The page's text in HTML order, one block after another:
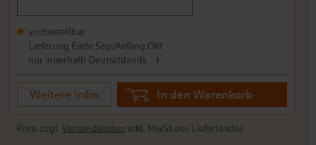
vorbestellbar
Lieferung Ende Sep/Anfang Okt
nur innerhalb Deutschlands
i
Weitere Infos In den Warenkorb
Preis zzgl.Versandkosten inkl. MwSt.des Lieferlandes